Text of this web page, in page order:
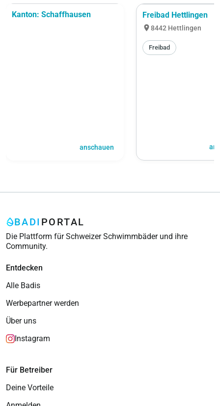
Kanton: Schaffhausen
anschauen
Freibad Hettlingen
location_on8442 Hettlingen
Freibad
BADI PORTAL
Die Plattform für Schweizer Schwimmbäder und ihre
Community.
Entdecken
Alle Badis
Werbepartner werden
Über uns
Instagram
Für Betreiber
Deine Vorteile